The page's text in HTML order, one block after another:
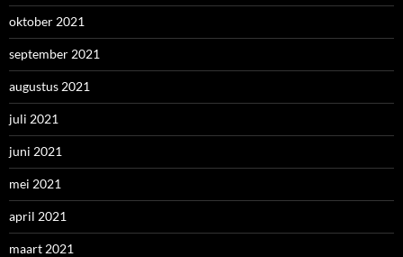
oktober 2021
september 2021
augustus 2021
juli 2021
juni 2021
mei 2021
april 2021
maart 2021